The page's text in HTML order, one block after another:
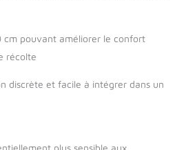
cm pouvant améliorer le confort
récolte
discrète et facile à intégrer dans un
plus sensible aux